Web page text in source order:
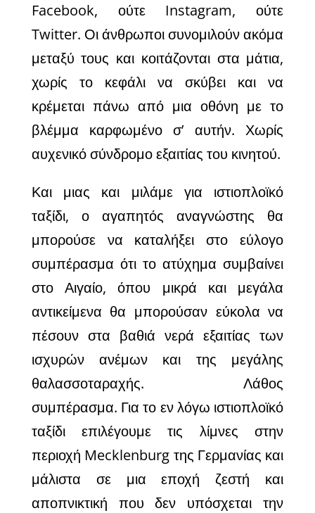
Facebook, ούτε Instagram, ούτε
Twitter. Οι άνθρωποι συνομιλούν ακόμα
μεταξύ τους και κοιτάζονται στα μάτια,
χωρίς το κεφάλι να σκύβει και να
κρέμεται πάνω από μια οθόνη με το
βλέμμα καρφωμένο σ’ αυτήν. Χωρίς
αυχενικό σύνδρομο εξαιτίας του κινητού.
Και μιας και μιλάμε για ιστιοπλοϊκό
ταξίδι, ο αγαπητός αναγνώστης θα
μπορούσε να καταλήξει στο εύλογο
συμπέρασμα ότι το ατύχημα συμβαίνει
στο Αιγαίο, όπου μικρά και μεγάλα
αντικείμενα θα μπορούσαν εύκολα να
πέσουν στα βαθιά νερά εξαιτίας των
ισχυρών ανέμων και της μεγάλης
θαλασσοταραχής.Λάθος
συμπέρασμα. Για το εν λόγω ιστιοπλοϊκό
ταξίδι επιλέγουμε τις λίμνες στην
περιοχή Mecklenburg της Γερμανίας και
μάλιστα σε μια εποχή ζεστή και
αποπνικτική που δεν υπόσχεται την